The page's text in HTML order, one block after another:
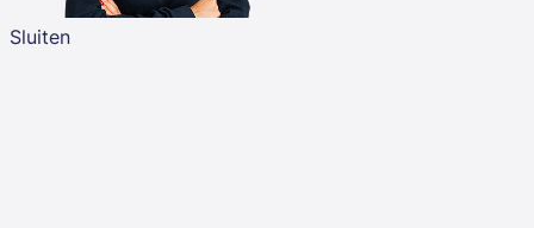
Sluiten